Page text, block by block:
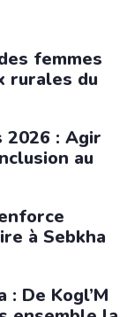
femmes
rurales du
2026 : Agir
au
à Sebkha
De Kogl’M